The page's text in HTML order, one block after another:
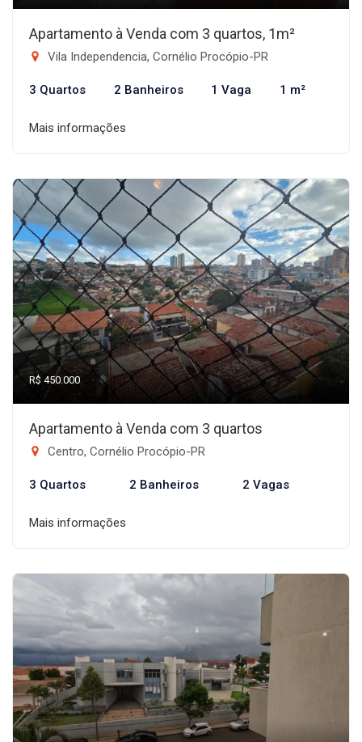
Apartamento à Venda com 3 quartos, 1m²
Vila Independencia, Cornélio Procópio-PR
3 Quartos 2 Banheiros 1 Vaga 1 m²
Mais informações
R$ 450.000
Apartamento à Venda com 3 quartos
Centro, Cornélio Procópio-PR
3 Quartos 2 Banheiros 2 Vagas
Mais informações